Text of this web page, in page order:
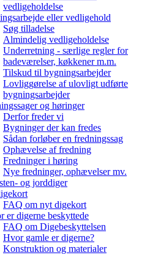
vedligeholdelse
eller vedligehold
Søg tilladelse
Almindelig vedligeholdelse
Underretning - særlige regler for
badeværelser, køkkener m.m.
Tilskud til bygningsarbejder
Lovliggørelse af ulovligt udførte
bygningsarbejder
og høringer
Derfor freder vi
Bygninger der kan fredes
Sådan forløber en fredningssag
Ophævelse af fredning
Fredninger i høring
Nye fredninger, ophævelser mv.
og jorddiger
FAQ om nyt digekort
er digerne beskyttede
FAQ om Digebeskyttelsen
Hvor gamle er digerne?
Konstruktion og materialer